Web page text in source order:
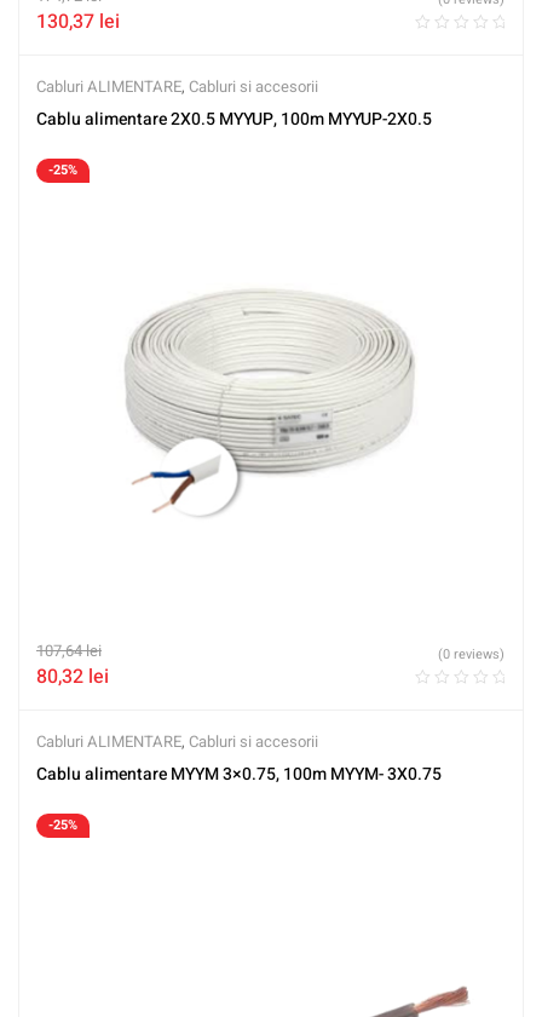
130,37 lei
Cabluri ALIMENTARE, Cabluri si accesorii
Cablu alimentare 2X0.5 MYYUP, 100m MYYUP-2X0.5
-25%
107,64lei
80,32 lei
(0 reviews)
Cabluri ALIMENTARE, Cabluri si accesorii
Cablu alimentare MYYM 3×0.75, 100m MYYM- 3X0.75
-25%